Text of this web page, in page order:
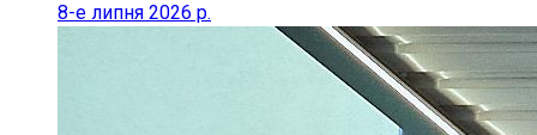
8-е липня 2026 р.